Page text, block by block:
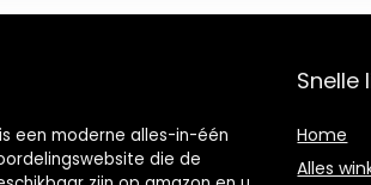
een moderne alles-in-één
die de
Snelle
Home
Alles